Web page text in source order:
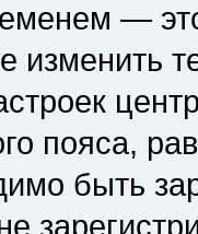
—
изменить
пояса,
быть